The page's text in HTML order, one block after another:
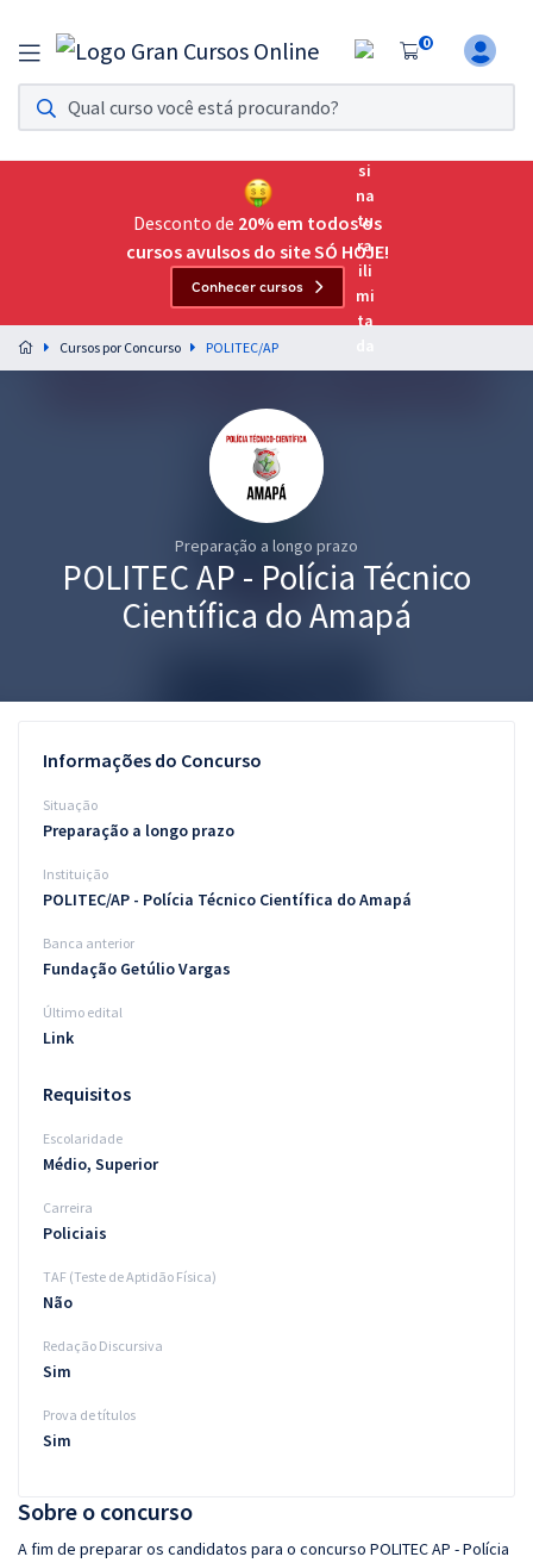
0
Assinatura Ilimitada 11
Acesso a todos os cursos. Teste grátis por 7 dias!
Assinatura OAB Até Passar
Acesso ilimitado a toda preparação para o Exame da
Preparação completa e intensiva para as principais
residências em saúde do Brasil
Conteúdo gratuito
Blog
Desconto de 20% em todos os
cursos avulsos do site SÓ HOJE!
Conhecer cursos
Cursos por Concurso POLITEC/AP
Preparação a longo prazo
POLITEC AP - Polícia Técnico
Científica do Amapá
Sobre o concurso
A fim de preparar os candidatos para o concurso POLITEC AP - Polícia
Informações do Concurso
Situação
Preparação a longo prazo
Instituição
POLITEC/AP - Polícia Técnico Científica do Amapá
Banca anterior
Fundação Getúlio Vargas
Último edital
Link
Requisitos
Escolaridade
Médio, Superior
Carreira
Policiais
TAF (Teste de Aptidão Física)
Não
Redação Discursiva
Sim
Prova de títulos
Sim